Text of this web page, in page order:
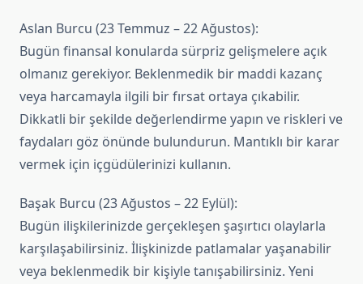
Aslan Burcu (23 Temmuz – 22 Ağustos):
Bugün finansal konularda sürpriz gelişmelere açık
olmanız gerekiyor. Beklenmedik bir maddi kazanç
veya harcamayla ilgili bir fırsat ortaya çıkabilir.
Dikkatli bir şekilde değerlendirme yapın ve riskleri ve
faydaları göz önünde bulundurun. Mantıklı bir karar
vermek için içgüdülerinizi kullanın.
Başak Burcu (23 Ağustos – 22 Eylül):
Bugün ilişkilerinizde gerçekleşen şaşırtıcı olaylarla
karşılaşabilirsiniz. İlişkinizde patlamalar yaşanabilir
veya beklenmedik bir kişiyle tanışabilirsiniz. Yeni